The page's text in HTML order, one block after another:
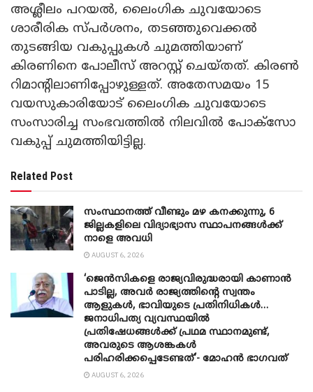
അശ്ലീലം പറയൽ, ലൈംഗിക ചുവയോടെ
ശാരീരിക സ്പർശനം, തടഞ്ഞുവെക്കൽ
തുടങ്ങിയ വകുപ്പുകൾ ചുമത്തിയാണ്
കിരണിനെ പോലീസ് അറസ്റ്റ് ചെയ്തത്. കിരൺ
റിമാൻ്റിലാണിപ്പോഴുള്ളത്. അതേസമയം 15
വയസുകാരിയോട് ലൈംഗിക ചുവയോടെ
സംസാരിച്ച സംഭവത്തിൽ നിലവിൽ പോക്സോ
വകുപ്പ് ചുമത്തിയിട്ടില്ല.
Related Post
സംസ്ഥാനത്ത് വീണ്ടും മഴ കനക്കുന്നു, 6
ജില്ലകളിലെ വിദ്യാഭ്യാസ സ്ഥാപനങ്ങൾക്ക്
നാളെ അവധി
AUGUST 6, 2026
‘ജെൻസികളെ രാജ്യവിരുദ്ധരായി കാണാൻ
പാടില്ല, അവർ രാജ്യത്തിന്റെ സ്വന്തം
ആളുകൾ, ഭാവിയുടെ പ്രതിനിധികൾ…
ജനാധിപത്യ വ്യവസ്ഥയിൽ
പ്രതിഷേധങ്ങൾക്ക് പ്രഥമ സ്ഥാനമുണ്ട്,
അവരുടെ ആശങ്കകൾ
പരിഹരിക്കപ്പെടേണ്ടത്’- മോഹൻ ഭാ​ഗവത്
AUGUST 6, 2026